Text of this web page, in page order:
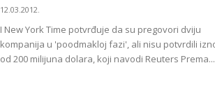
12.03.2012.
I New York Time potvrđuje da su pregovori dviju
kompanija u 'poodmakloj fazi', ali nisu potvrdili
od 200 milijuna dolara, koji navodi Reuters Prema...